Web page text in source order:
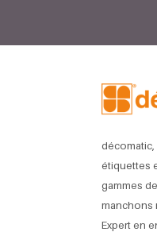
décomatic,
étiquettes
gammes
manchons
Expert en